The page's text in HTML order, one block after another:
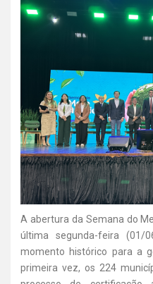
A abertura da Semana do
última segunda-feira (01/
momento histórico para a
primeira vez, os 224